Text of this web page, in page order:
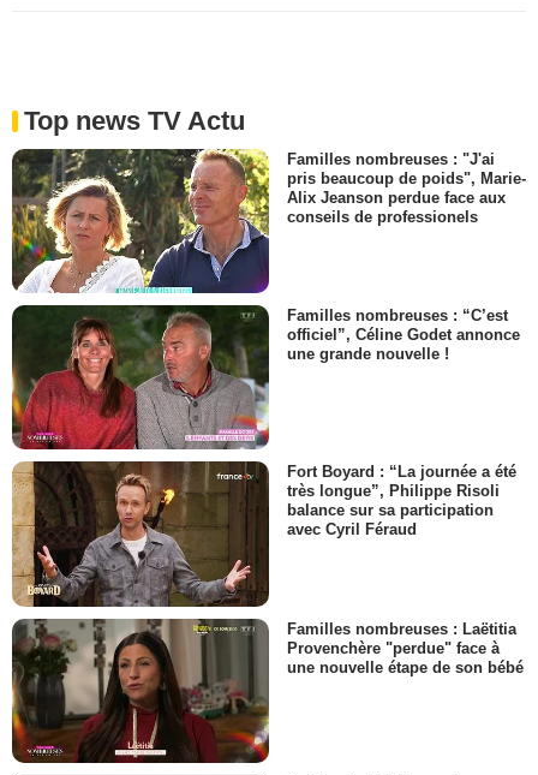
Top news TV Actu
Familles nombreuses : "J'ai
pris beaucoup de poids", Marie-
Alix Jeanson perdue face aux
conseils de professionels
Familles nombreuses : “C’est
officiel”, Céline Godet annonce
une grande nouvelle !
Fort Boyard : “La journée a été
très longue”, Philippe Risoli
balance sur sa participation
avec Cyril Féraud
Familles nombreuses : Laëtitia
Provenchère "perdue" face à
une nouvelle étape de son bébé